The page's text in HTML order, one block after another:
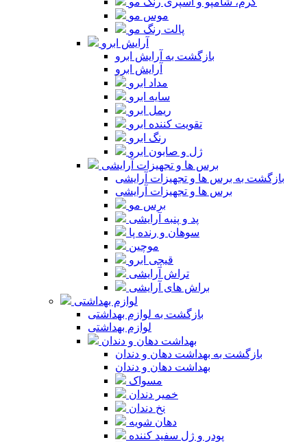
موس مو
پالت رنگ مو
آرایش ابرو
بازگشت به آرایش ابرو
آرایش ابرو
مداد ابرو
سایه ابرو
ریمل ابرو
تقویت کننده ابرو
رنگ ابرو
ژل و صابون ابرو
برس ها و تجهیزات آرایشی
بازگشت به برس ها و تجهیزات آرایشی
برس ها و تجهیزات آرایشی
برس مو
پد و پنبه آرایشی
سوهان و رنده پا
موچین
قیچی ابرو
تراش آرایشی
براش های آرایشی
لوازم بهداشتی
بازگشت به لوازم بهداشتی
لوازم بهداشتی
بهداشت دهان و دندان
بازگشت به بهداشت دهان و دندان
بهداشت دهان و دندان
مسواک
خمیر دندان
نخ دندان
دهان شویه
پودر و ژل سفید کننده